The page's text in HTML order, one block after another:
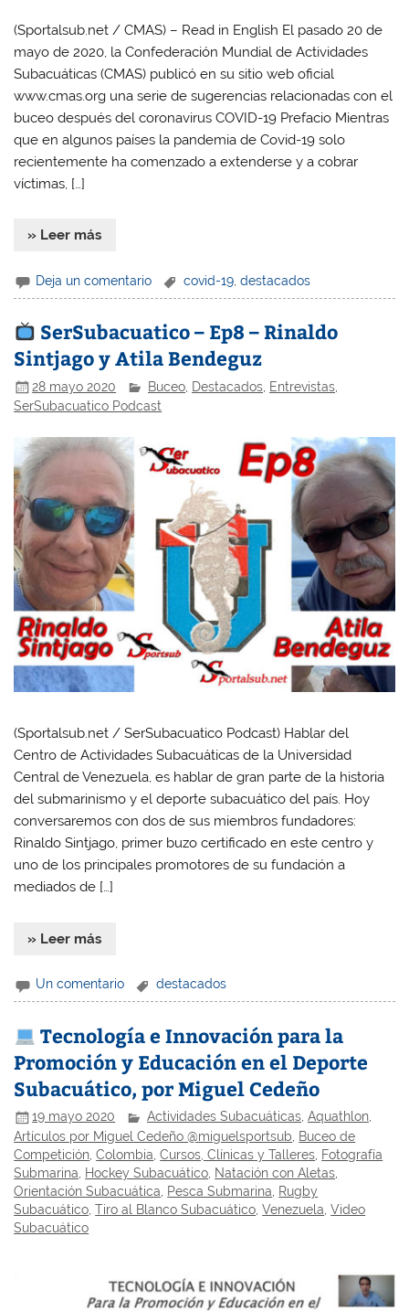
(Sportalsub.net / CMAS) – Read in English El pasado 20 de
mayo de 2020, la Confederación Mundial de Actividades
Subacuáticas (CMAS) publicó en su sitio web oficial
www.cmas.org una serie de sugerencias relacionadas con el
buceo después del coronavirus COVID-19 Prefacio Mientras
que en algunos países la pandemia de Covid-19 solo
recientemente ha comenzado a extenderse y a cobrar
víctimas, […]
» Leer más
Deja un comentario covid-19 ,destacados
SerSubacuatico – Ep8 – Rinaldo
Sintjago y Atila Bendeguz
28 mayo 2020 Buceo Destacados Entrevistas
SerSubacuatico Podcast
(Sportalsub.net / SerSubacuatico Podcast) Hablar del
Centro de Actividades Subacuáticas de la Universidad
Central de Venezuela, es hablar de gran parte de la historia
del submarinismo y el deporte subacuático del país. Hoy
conversaremos con dos de sus miembros fundadores:
Rinaldo Sintjago, primer buzo certificado en este centro y
uno de los principales promotores de su fundación a
mediados de […]
» Leer más
Un comentario destacados
Tecnología e Innovación para la
Promoción y Educación en el Deporte
Subacuático, por Miguel Cedeño
19 mayo 2020 Actividades Subacuáticas,Aquathlon,
Artículos por Miguel Cedeño @miguelsportsub
Buceo de
Competición ,Colombia ,Cursos, Clínicas y Talleres Fotografía
Submarina
Hockey Subacuático Natación con Aletas
Orientación Subacuática
Pesca Submarina
Rugby
Subacuático ,Tiro al Blanco Subacuático ,Venezuela ,Video
Subacuático